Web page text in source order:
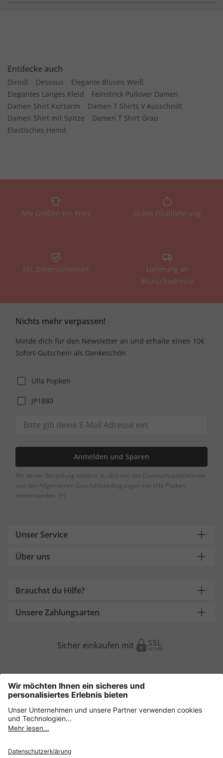
Entdecke auch
Dirndl Dessous
Elegante Blusen Weiß
Elegantes Langes Kleid
Feinstrick Pullover Damen
Damen Shirt Kurzarm
Damen T Shirts V Ausschnitt
Damen Shirt mit Spitze
Damen T Shirt Grau
Elastisches Hemd
Alle Größen ein Preis Gratis Filiallieferung
SSL Datensicherheit
Lieferung an
Wunschadresse
Nichts mehr verpassen!
Melde dich für den Newsletter an und erhalte einen 10€
Sofort-Gutschein als Dankeschön
Ulla Popken
JP1880
Anmelden und Sparen
Mit deiner Bestellung erklärst du dich mit den Datenschutzrichtlinien
und den Allgemeinen Geschäftsbedingungen von Ulla Popken
einverstanden. [+]
Unser Service
Über uns
Brauchst du Hilfe?
Unsere Zahlungsarten
Sicher einkaufen mit
Weitere Onlineshops